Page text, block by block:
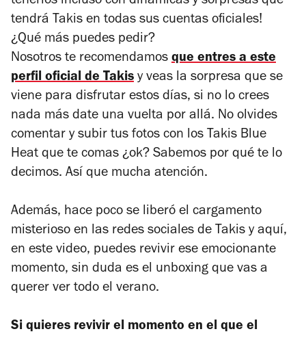
tendrá Takis en todas sus cuentas oficiales!
¿Qué más puedes pedir?
Nosotros te recomendamos que entres a este
perfil oficial de Takis y veas la sorpresa que se
viene para disfrutar estos días, si no lo crees
nada más date una vuelta por allá. No olvides
comentar y subir tus fotos con los Takis Blue
Heat que te comas ¿ok? Sabemos por qué te lo
decimos. Así que mucha atención.
Además, hace poco se liberó el cargamento
misterioso en las redes sociales de Takis y aquí,
en este video, puedes revivir ese emocionante
momento, sin duda es el unboxing que vas a
querer ver todo el verano.
Si quieres revivir el momento en el que el